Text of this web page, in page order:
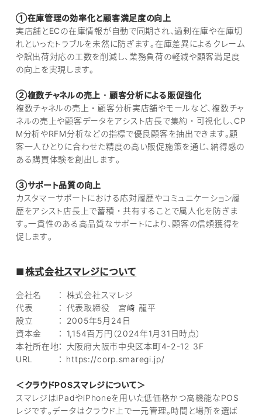
①在庫管理の効率化と顧客満足度の向上
実店舗とECの在庫情報が自動で同期され、過剰在庫や在庫切
れといったトラブルを未然に防ぎます。在庫差異によるクレーム
や誤出荷対応の工数を削減し、業務負荷の軽減や顧客満足度
の向上を実現します。
②複数チャネルの売上・顧客分析による販促強化
複数チャネルの売上・顧客分析実店舗やモールなど、複数チャ
ネルの売上や顧客データをアシスト店長で集約・可視化し、CP
M分析やRFM分析などの指標で優良顧客を抽出できます。顧
客一人ひとりに合わせた精度の高い販促施策を通じ、納得感の
ある購買体験を創出します。
③サポート品質の向上
カスタマーサポートにおける応対履歴やコミュニケーション履
歴をアシスト店長上で蓄積・共有することで属人化を防ぎま
す。一貫性のある高品質なサポートにより、顧客の信頼獲得を
促します。
■株式会社スマレジについて
会社名 ： 株式会社スマレジ
代表 ： 代表取締役 宮﨑 龍平
設立 ： 2005年5月24日
資本金 ： 1,154百万円（2024年1月31日時点）
本社所在地： 大阪府大阪市中央区本町4-2-12 3F
URL ： https://corp.smaregi.jp/
＜クラウドPOSスマレジについて＞
スマレジはiPadやiPhoneを用いた低価格かつ高機能なPOS
レジです。データはクラウド上で一元管理。時間と場所を選ば